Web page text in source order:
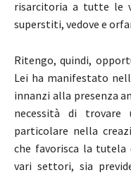
risarcitoria a tutte le
superstiti, vedove e
Ritengo, quindi,
Lei ha manifestato
innanzi alla presenza
necessità di trovare
particolare nella
che favorisca la
vari settori, sia